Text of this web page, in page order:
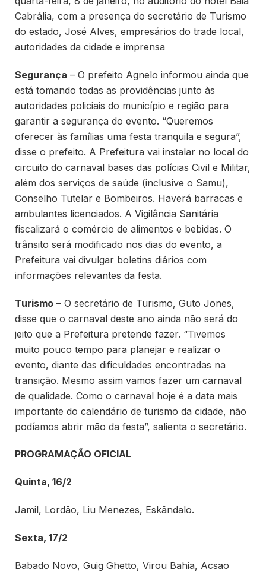
Cabrália, com a presença do secretário de Turismo
do estado, José Alves, empresários do trade local,
autoridades da cidade e imprensa
Segurança – O prefeito Agnelo informou ainda que
está tomando todas as providências junto às
autoridades policiais do município e região para
garantir a segurança do evento. “Queremos
oferecer às famílias uma festa tranquila e segura”,
disse o prefeito. A Prefeitura vai instalar no local do
circuito do carnaval bases das polícias Civil e Militar,
além dos serviços de saúde (inclusive o Samu),
Conselho Tutelar e Bombeiros. Haverá barracas e
ambulantes licenciados. A Vigilância Sanitária
fiscalizará o comércio de alimentos e bebidas. O
trânsito será modificado nos dias do evento, a
Prefeitura vai divulgar boletins diários com
informações relevantes da festa.
Turismo – O secretário de Turismo, Guto Jones,
disse que o carnaval deste ano ainda não será do
jeito que a Prefeitura pretende fazer. “Tivemos
muito pouco tempo para planejar e realizar o
evento, diante das dificuldades encontradas na
transição. Mesmo assim vamos fazer um carnaval
de qualidade. Como o carnaval hoje é a data mais
importante do calendário de turismo da cidade, não
podíamos abrir mão da festa”, salienta o secretário.
PROGRAMAÇÃO OFICIAL
Quinta, 16/2
Jamil, Lordão, Liu Menezes, Eskândalo.
Sexta, 17/2
Babado Novo, Guig Ghetto, Virou Bahia, Acsao